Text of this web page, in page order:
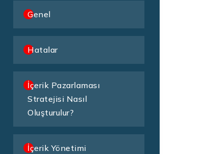
Genel
Hatalar
İçerik Pazarlaması
Stratejisi Nasıl
Oluşturulur?
İçerik Yönetimi